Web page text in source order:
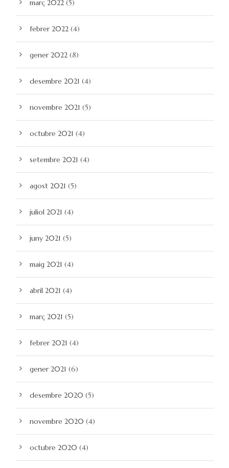
març 2022 (5)
febrer 2022 (4)
gener 2022 (8)
desembre 2021 (4)
novembre 2021 (5)
octubre 2021 (4)
setembre 2021 (4)
agost 2021 (5)
juliol 2021 (4)
juny 2021 (5)
maig 2021 (4)
abril 2021 (4)
març 2021 (5)
febrer 2021 (4)
gener 2021 (6)
desembre 2020 (5)
novembre 2020 (4)
octubre 2020 (4)